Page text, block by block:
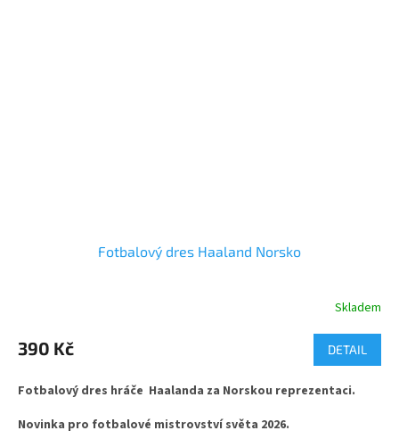
Fotbalový dres Haaland Norsko
produktu
je
z
hvězdiček.
Skladem
390 Kč DETAIL
Fotbalový dres hráče Haalanda za Norskou reprezentaci.
Novinka pro fotbalové mistrovství světa 2026.